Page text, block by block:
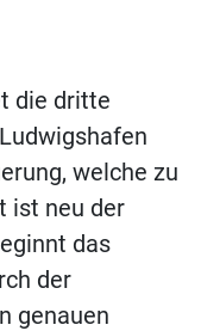
die dritte
welche zu
ist neu der
das
der
genauen